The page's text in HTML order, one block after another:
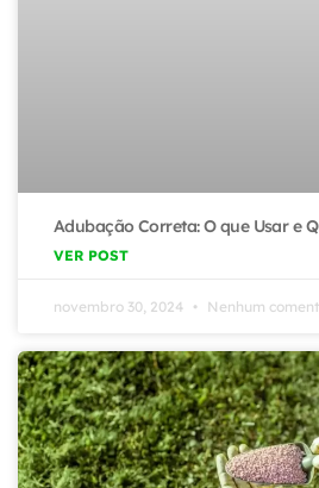
Adubação Correta: O que Usar e
VER POST
novembro 30, 2024 Nenhum